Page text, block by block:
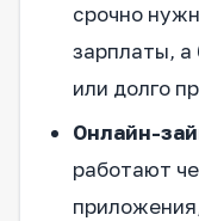
срочно
зарплаты, а
или долго
Онлайн-
работают